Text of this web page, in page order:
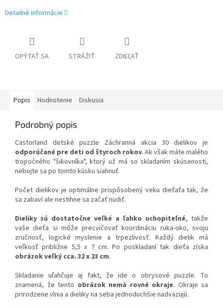
Detailné informácie
OPÝTAŤ SA STRÁŽIŤ ZDIEĽAŤ
Popis Hodnotenie Diskusia
Podrobný popis
Castorland detské puzzle Záchranná akcia 30 dielikov je
odporúčané pre deti od štyroch rokov. Ak však máte malého
trojročného "šikovníka", ktorý už má so skladaním skúsenosti,
nebojte sa po tomto kúsku siahnuť.
Počet dielikov je optimálne prispôsobený veku dieťaťa tak, že
sa zabaví ale nestihne sa začať nudiť.
Dieliky sú dostatočne veľké a ľahko uchopiteľné, takže
vaše dieťa si môže precvičovať koordináciu ruka-oko, svoju
zručnosť, logické myslenie a trpezlivosť. Každý dielik má
veľkosť približne 5,5 x 7 cm. Po poskladaní tak dieťa získa
obrázok veľký cca. 32 x 23 cm.
Skladanie uľahčuje aj fakt, že ide o obrysové puzzle. To
znamená, že tento obrázok nemá rovné okraje. Okraje sa
prirodzene vlnia a dieliky na seba jednoduchšie nadväzujú.